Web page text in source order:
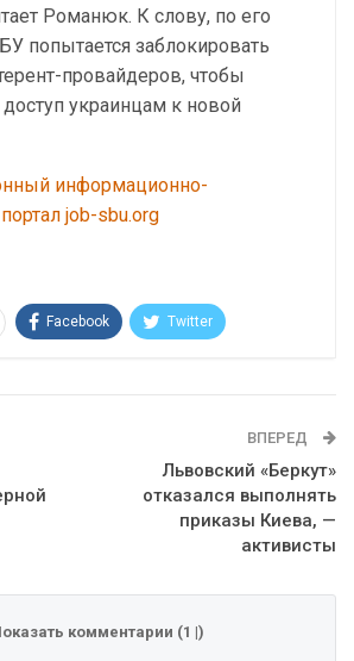
Романюк. К слову, по его
попытается заблокировать
провайдеров, чтобы
украинцам к новой
информационно-
job-sbu.org
Facebook Twitter
ВПЕРЕД
Львовский «Беркут»
отказался выполнять
приказы Киева, —
активисты
комментарии (1 |)